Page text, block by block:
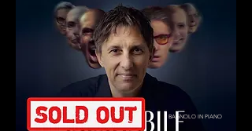
BAGNOLO IN PIANO